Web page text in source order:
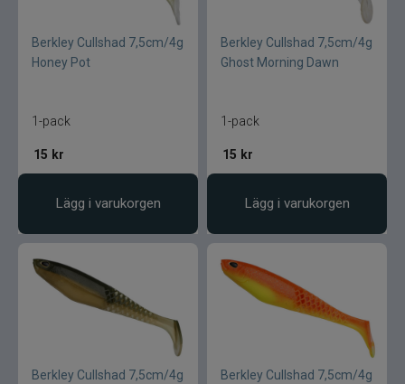
Berkley Cullshad 7,5cm/4g
Honey Pot
1-pack
15 kr
Lägg i varukorgen
Berkley Cullshad 7,5cm/4g
Ghost Morning Dawn
1-pack
15 kr
Lägg i varukorgen
Berkley Cullshad 7,5cm/4g
Berkley Cullshad 7,5cm/4g